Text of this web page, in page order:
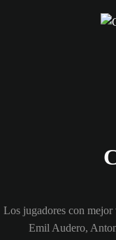
Los jugadores con mejor
Emil Audero,